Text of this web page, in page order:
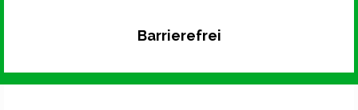
Barrierefrei